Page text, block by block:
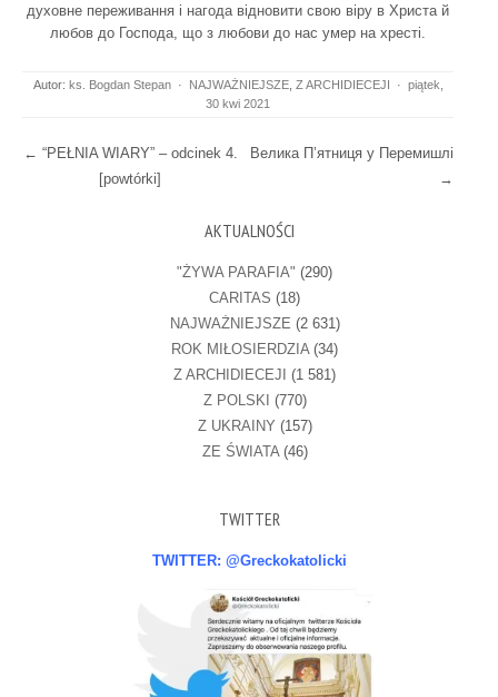
духовне переживання і нагода відновити свою віру в Христа й
любов до Господа, що з любови до нас умер на хресті.
Autor: ks. Bogdan Stepan · NAJWAŻNIEJSZE, Z ARCHIDIECEJI · piątek,
30 kwi 2021
Post navigation
← “PEŁNIA WIARY” – odcinek 4.
[powtórki]
Велика П’ятниця у Перемишлі
→
AKTUALNOŚCI
"ŻYWA PARAFIA" (290)
CARITAS (18)
NAJWAŻNIEJSZE (2 631)
ROK MIŁOSIERDZIA (34)
Z ARCHIDIECEJI (1 581)
Z POLSKI (770)
Z UKRAINY (157)
ZE ŚWIATA(46)
TWITTER
TWITTER: @Greckokatolicki